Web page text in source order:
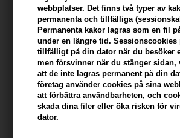
webbplatser. Det finns två typer av
permanenta och tillfälliga
Permanenta kakor lagras som en fil
under en längre tid. Sessionscookies
tillfälligt på din dator när du besöker
men försvinner när du stänger sidan,
att de inte lagras permanent på din
företag använder cookies på sina
att förbättra användbarheten, och
skada dina filer eller öka risken för
dator.
Fraktkostnaden för att returnera en felaktig
Hair247, men bara under avtal med Hair247.
För att vi ska kunna bedöma ett
inspektera skicket av produkten. För
klagomål, fortsätt med en av följande
I de flesta fall kan vi evaluera ett
du behöver sända produkten